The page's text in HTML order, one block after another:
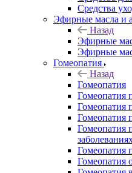
Средства
Эфирные масла и
Назад
Эфирные
Эфирные
Гомеопатия
Назад
Гомеопатия
Гомеопатия
Гомеопатия
Гомеопатия
Гомеопатия
Гомеопатия
Гомеопатия